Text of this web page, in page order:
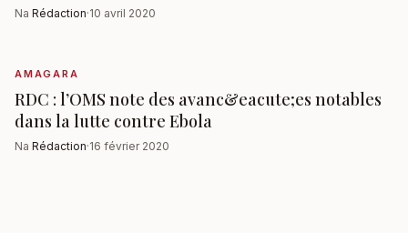
Na Rédaction·10 avril 2020
AMAGARA
RDC : l’OMS note des avanc&eacute;es notables
dans la lutte contre Ebola
Na Rédaction·16 février 2020